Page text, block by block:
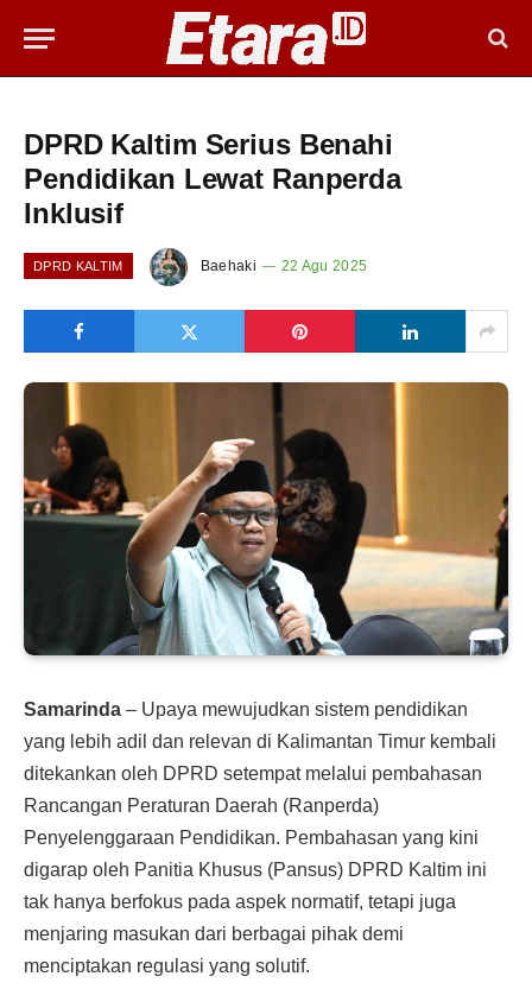
DPRD Kaltim Serius Benahi
Pendidikan Lewat Ranperda
Inklusif
DPRD KALTIM Baehaki 22 Agu 2025
Samarinda – Upaya mewujudkan sistem pendidikan
yang lebih adil dan relevan di Kalimantan Timur kembali
ditekankan oleh DPRD setempat melalui pembahasan
Rancangan Peraturan Daerah (Ranperda)
Penyelenggaraan Pendidikan. Pembahasan yang kini
digarap oleh Panitia Khusus (Pansus) DPRD Kaltim ini
tak hanya berfokus pada aspek normatif, tetapi juga
menjaring masukan dari berbagai pihak demi
menciptakan regulasi yang solutif.